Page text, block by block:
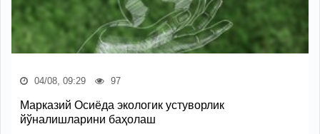
04/08, 09:29 97
Марказий Осиёда экологик устуворлик
йўналишларини баҳолаш